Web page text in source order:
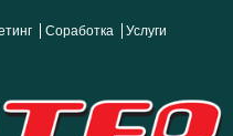
Соработка
Услуги